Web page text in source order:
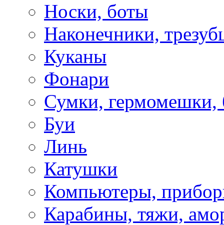
Носки, боты
Наконечники,
Куканы
Фонари
Сумки, гермомешки,
Буи
Линь
Катушки
Компьютеры,
Карабины, тяжи,